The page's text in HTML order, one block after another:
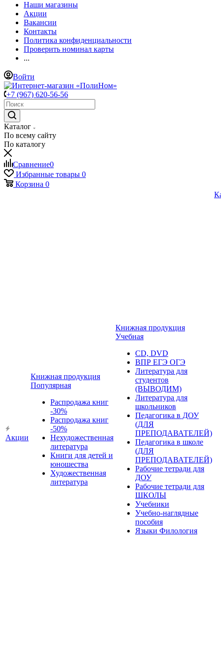
Наши магазины
Акции
Вакансии
Контакты
Политика конфиденциальности
Проверить номинал карты
...
Войти
+7 (967) 620-56-56
Каталог
По всему сайту
По каталогу
Сравнение0
Избранные товары 0
Корзина 0
Акции
Книжная продукция
Популярная
Распродажа книг
-30%
Распродажа книг
-50%
Нехудожественная
литература
Книги для детей и
юношества
Художественная
литература
Книжная продукция
Учебная
CD, DVD
ВПР ЕГЭ ОГЭ
Литература для
студентов
(ВЫВОДИМ)
Литература для
школьников
Педагогика в ДОУ
(ДЛЯ
ПРЕПОДАВАТЕЛЕЙ)
Педагогика в школе
(ДЛЯ
ПРЕПОДАВАТЕЛЕЙ)
Рабочие тетради для
ДОУ
Рабочие тетради для
ШКОЛЫ
Учебники
Учебно-наглядные
пособия
Языки Филология